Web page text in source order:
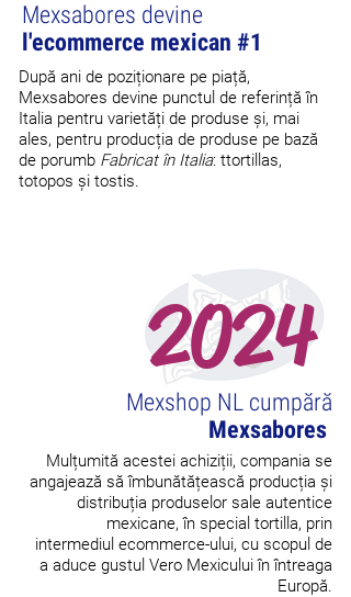
Mexsabores devine
l'ecommerce mexican #1
După ani de poziționare pe piață,
Mexsabores devine punctul de referință în
Italia pentru varietăți de produse și, mai
ales, pentru producția de produse pe bază
de porumb Fabricat în Italia: ttortillas,
totopos și tostis.
2024
Mexshop NL cumpără
Mexsabores
Mulțumită acestei achiziții, compania se
angajează să îmbunătățească producția și
distribuția produselor sale autentice
mexicane, în special tortilla, prin
intermediul ecommerce-ului, cu scopul de
a aduce gustul Vero Mexicului în întreaga
Europă.